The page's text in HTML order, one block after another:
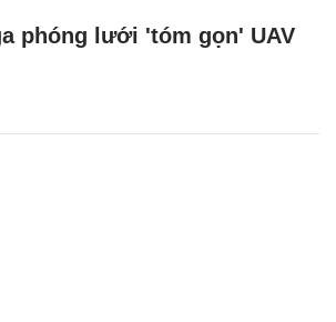
phóng lưới 'tóm gọn' UAV